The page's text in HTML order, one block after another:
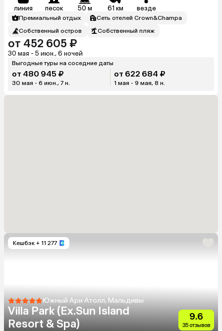
линия песок 50 м 61 км везде
Премиальный отдых
Сеть отелей Crown&Champa
Собственный остров
Собственный пляж
от 452 605 ₽
30 мая - 5 июн., 6 ночей
Выгодные туры на соседние даты
от 480 945 ₽
30 мая - 6 июн., 7 н.
от 622 684 ₽
1 мая - 9 мая, 8 н.
Кешбэк + 11 277
Южный Ари Атолл, Мальдивы
Villa Park (Ex.Sun Island
Resort & Spa)
9.6
35 отзывов